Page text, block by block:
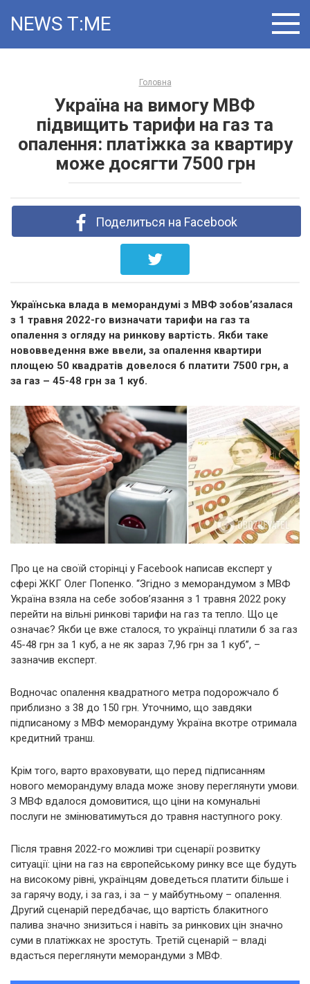
NEWS T:ME
Головна
Україна на вимогу МВФ
підвищить тарифи на газ та
опалення: платіжка за квартиру
може досягти 7500 грн
Поделиться на Facebook
Українська влада в меморандумі з МВФ зобов’язалася
з 1 травня 2022-го визначати тарифи на газ та
опалення з огляду на ринкову вартість. Якби таке
нововведення вже ввели, за опалення квартири
площею 50 квадратів довелося б платити 7500 грн, а
за газ – 45-48 грн за 1 куб.
Про це на своїй сторінці у Facebook написав експерт у
сфері ЖКГ Олег Попенко. “Згідно з меморандумом з МВФ
Україна взяла на себе зобов’язання з 1 травня 2022 року
перейти на вільні ринкові тарифи на газ та тепло. Що це
означає? Якби це вже сталося, то українці платили б за газ
45-48 грн за 1 куб, а не як зараз 7,96 грн за 1 куб”, –
зазначив експерт.
Водночас опалення квадратного метра подорожчало б
приблизно з 38 до 150 грн. Уточнимо, що завдяки
підписаному з МВФ меморандуму Україна вкотре отримала
кредитний транш.
Крім того, варто враховувати, що перед підписанням
нового меморандуму влада може знову переглянути умови.
З МВФ вдалося домовитися, що ціни на комунальні
послуги не змінюватимуться до травня наступного року.
Після травня 2022-го можливі три сценарії розвитку
ситуації: ціни на газ на європейському ринку все ще будуть
на високому рівні, українцям доведеться платити більше і
за гарячу воду, і за газ, і за – у майбутньому – опалення.
Другий сценарій передбачає, що вартість блакитного
палива значно знизиться і навіть за ринкових цін значно
суми в платіжках не зростуть. Третій сценарій – владі
вдасться переглянути меморандуми з МВФ.